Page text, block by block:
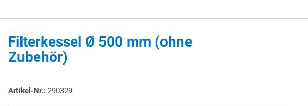
Filterkessel Ø 500 mm (ohne
Zubehör)
Artikel-Nr.: 290329